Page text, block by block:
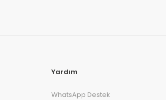
Yardım
WhatsApp Destek